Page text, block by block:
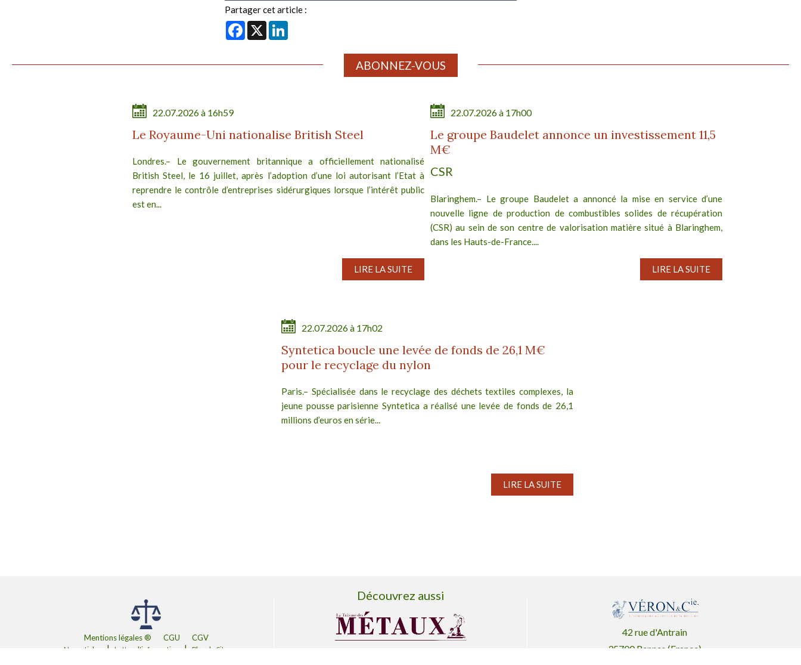
Partager cet article :
Facebook
X
ABONNEZ-VOUS
22.07.2026 à 16h59
Le Royaume-Uni nationalise British Steel
Londres.– Le gouvernement britannique a officiellement nationalisé
British Steel, le 16 juillet, après l’adoption d’une loi autorisant l’Etat à
reprendre le contrôle d’entreprises sidérurgiques lorsque l’intérêt public
est en...
LIRE LA SUITE
22.07.2026 à 17h00
Le groupe Baudelet annonce un investissement 11,5
M€
CSR
Blaringhem.– Le groupe Baudelet a annoncé la mise en service d’une
nouvelle ligne de production de combustibles solides de récupération
(CSR) au sein de son centre de valorisation matière situé à Blaringhem,
dans les Hauts-de-France....
LIRE LA SUITE
22.07.2026 à 17h02
Syntetica boucle une levée de fonds de 26,1 M€
pour le recyclage du nylon
Paris.– Spécialisée dans le recyclage des déchets textiles complexes, la
jeune pousse parisienne Syntetica a réalisé une levée de fonds de 26,1
millions d’euros en série...
LIRE LA SUITE
Mentions légales ® CGU CGV
Nos articles | Lettre d'information | Plan du Site
Découvrez aussi
42 rue d'Antrain
35700 Rennes (France)